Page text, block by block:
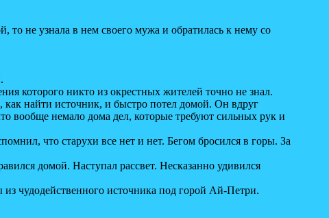
не узнала в нем своего мужа и обратилась к нему со
которого никто из окрестных жителей точно не знал.
найти источник, и быстро потел домой. Он вдруг
вообще немало дома дел, которые требуют сильных рук и
что старухи все нет и нет. Бегом бросился в горы. За
домой. Наступал рассвет. Несказанно удивился
чудодейственного источника под горой Ай-Петри.